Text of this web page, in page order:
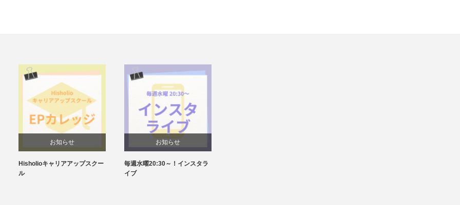
お知らせ
Hisholioキャリアアップスクー
ル
お知らせ
毎週水曜20:30～！インスタラ
イブ